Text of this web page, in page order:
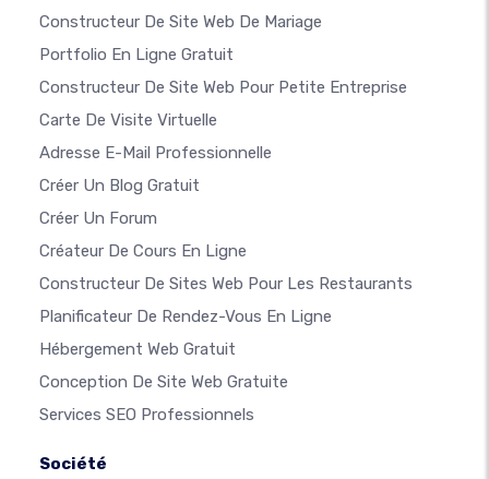
Constructeur De Site Web De Mariage
Portfolio En Ligne Gratuit
Constructeur De Site Web Pour Petite Entreprise
Carte De Visite Virtuelle
Adresse E-Mail Professionnelle
Créer Un Blog Gratuit
Créer Un Forum
Créateur De Cours En Ligne
Constructeur De Sites Web Pour Les Restaurants
Planificateur De Rendez-Vous En Ligne
Hébergement Web Gratuit
Conception De Site Web Gratuite
Services SEO Professionnels
Société